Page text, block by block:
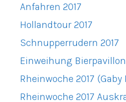
Anfahren 2017
Hollandtour 2017
Schnupperrudern 2017
Einweihung Bierpavillon
Rheinwoche 2017 (Gaby
Rheinwoche 2017